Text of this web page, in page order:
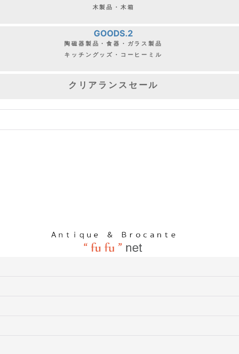
木製品・木箱
GOODS.2
陶磁器製品・食器・ガラス製品
キッチングッズ・コーヒーミル
クリアランスセール